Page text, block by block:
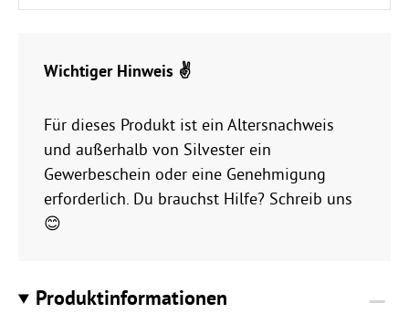
Wichtiger Hinweis ✌️
Für dieses Produkt ist ein Altersnachweis
und außerhalb von Silvester ein
Gewerbeschein oder eine Genehmigung
erforderlich. Du brauchst Hilfe? Schreib uns
😊
Produktinformationen